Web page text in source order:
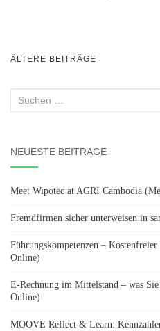
ÄLTERE BEITRÄGE
Suchen
NEUESTE BEITRÄGE
Meet Wipotec at AGRI Cambodia
Fremdfirmen sicher unterweisen in
Führungskompetenzen –
Online)
E-Rechnung im Mittelstand – was Sie
Online)
MOOVE Reflect & Learn: